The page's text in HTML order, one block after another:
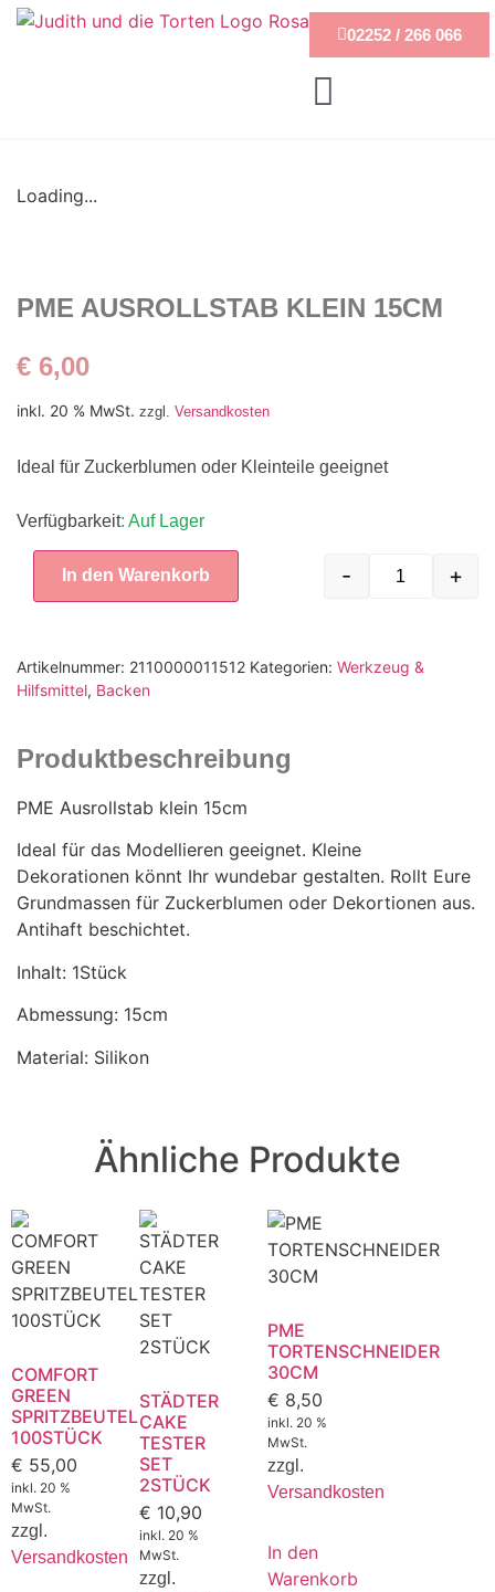
02252 / 266 066
Loading...
PME AUSROLLSTAB KLEIN 15CM
€ 6,00
inkl. 20 % MwSt. zzgl. Versandkosten
Ideal für Zuckerblumen oder Kleinteile geeignet
Verfügbarkeit: Auf Lager
- +
In den Warenkorb
Artikelnummer: 2110000011512 Kategorien: Werkzeug &
Hilfsmittel, Backen
Produktbeschreibung
PME Ausrollstab klein 15cm
Ideal für das Modellieren geeignet. Kleine
Dekorationen könnt Ihr wundebar gestalten. Rollt Eure
Grundmassen für Zuckerblumen oder Dekortionen aus.
Antihaft beschichtet.
Inhalt: 1Stück
Abmessung: 15cm
Material: Silikon
Ähnliche Produkte
COMFORT
GREEN
SPRITZBEUTEL
100STÜCK
€ 55,00
inkl. 20 %
MwSt.
zzgl.
Versandkosten
STÄDTER
CAKE
TESTER
SET
2STÜCK
€ 10,90
inkl. 20 %
MwSt.
zzgl.
PME
TORTENSCHNEIDER
30CM
€ 8,50
inkl. 20 %
MwSt.
zzgl.
Versandkosten
In den
Warenkorb